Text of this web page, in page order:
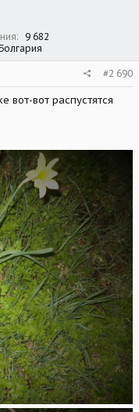
9 682
#2 690
вот распустятся